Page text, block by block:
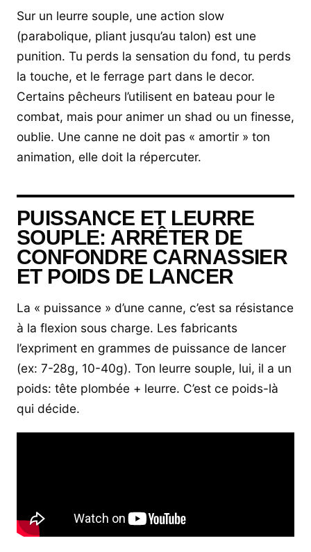
Sur un leurre souple, une action slow
(parabolique, pliant jusqu’au talon) est une
punition. Tu perds la sensation du fond, tu perds
la touche, et le ferrage part dans le decor.
Certains pêcheurs l’utilisent en bateau pour le
combat, mais pour animer un shad ou un finesse,
oublie. Une canne ne doit pas « amortir » ton
animation, elle doit la répercuter.
PUISSANCE ET LEURRE
SOUPLE: ARRÊTER DE
CONFONDRE CARNASSIER
ET POIDS DE LANCER
La « puissance » d’une canne, c’est sa résistance
à la flexion sous charge. Les fabricants
l’expriment en grammes de puissance de lancer
(ex: 7-28g, 10-40g). Ton leurre souple, lui, il a un
poids: tête plombée + leurre. C’est ce poids-là
qui décide.